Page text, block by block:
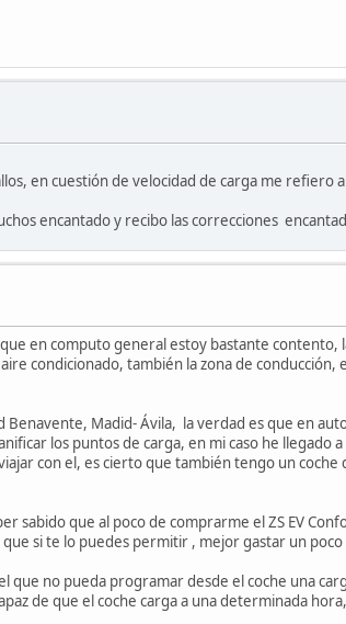
en cuestión de velocidad de carga me refiero
encantado y recibo las correcciones
en computo general estoy bastante
condicionado, también la zona de
Benavente, Madid- Ávila, la verdad es que en
los puntos de carga, en mi caso he llegado
con el, es cierto que también tengo un
que al poco de comprarme el ZS EV
si te lo puedes permitir , mejor gastar un
que no pueda programar desde el coche una
de que el coche carga a una determinada